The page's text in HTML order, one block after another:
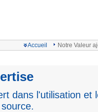
Accueil Notre Valeur
dans l'utilisation et